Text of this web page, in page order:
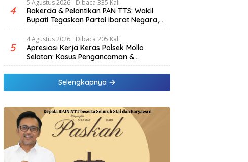
4
5 Agustus 2026 Dibaca 335 Kali
Rakerda & Pelantikan PAN TTS: Wakil
Bupati Tegaskan Partai Ibarat Negara,
SPK Buka Kabar Sawah 3.000 Hektar &
Larangan Politik Uang
5
4 Agustus 2026 Dibaca 205 Kali
Apresiasi Kerja Keras Polsek Mollo
Selatan: Kasus Pengancaman &
Pencemaran Nama Baik Berakhir Damai
Selengkapnya